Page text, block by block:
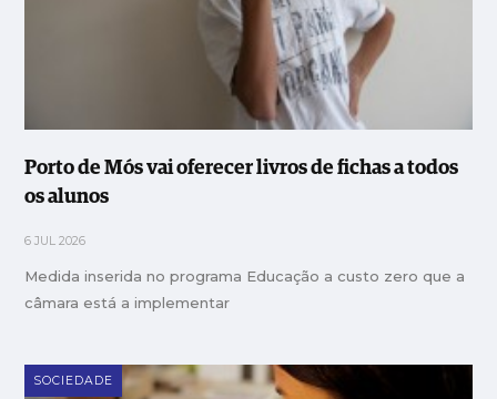
Porto de Mós vai oferecer livros de fichas a todos
os alunos
6 JUL 2026
Medida inserida no programa Educação a custo zero que a
câmara está a implementar
SOCIEDADE